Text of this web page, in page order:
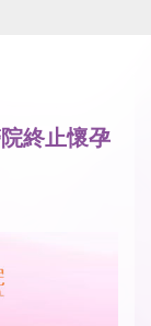
終止懷孕